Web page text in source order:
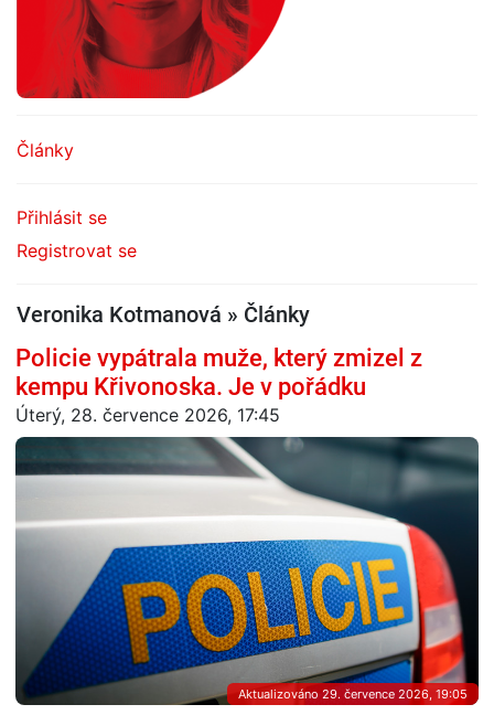
Články
Přihlásit se
Registrovat se
Veronika Kotmanová » Články
Policie vypátrala muže, který zmizel z
kempu Křivonoska. Je v pořádku
Úterý, 28. července 2026, 17:45
Aktualizováno 29. července 2026, 19:05